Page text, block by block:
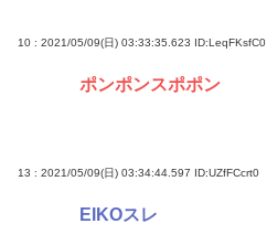
10 : 2021/05/09(日) 03:33:35.623 ID:LeqFKsfC0
ポンポンスポポン
13 : 2021/05/09(日) 03:34:44.597 ID:UZfFCcrt0
EIKOスレ